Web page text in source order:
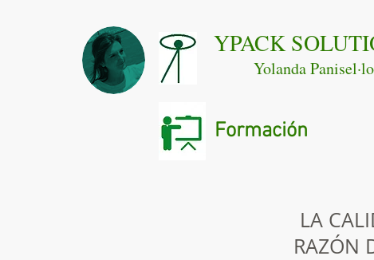
YPACK
Yolanda Panisel·lo
Formación
LA
RAZÓN